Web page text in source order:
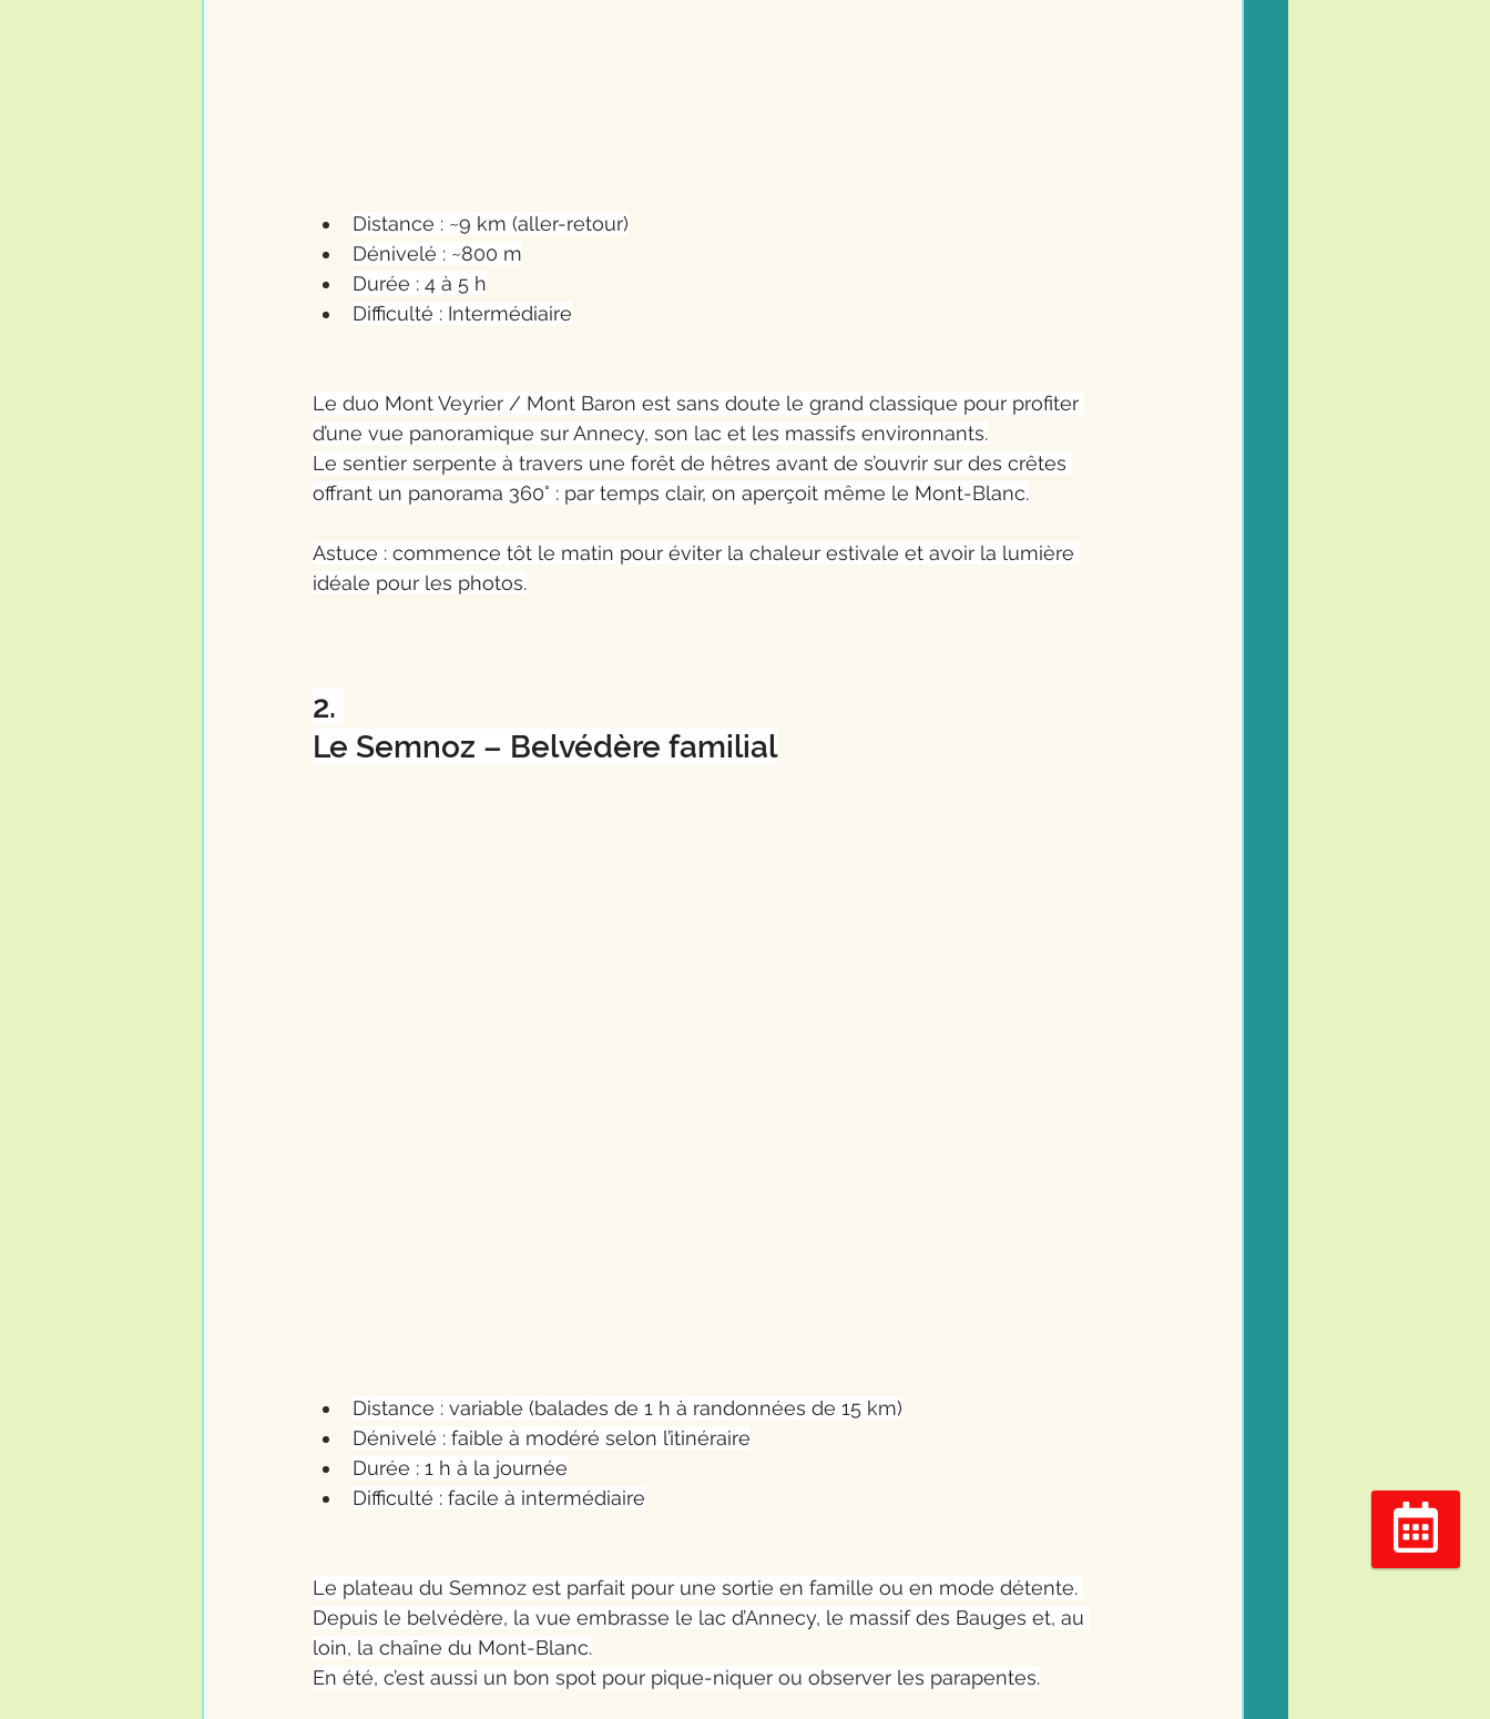
Réserver
Distance : ~9 km (aller-retour)
Dénivelé : ~800 m
Durée : 4 à 5 h
Difficulté : Intermédiaire
Le duo Mont Veyrier / Mont Baron est sans doute le grand classique pour profiter
d’une vue panoramique sur Annecy, son lac et les massifs environnants.
Le sentier serpente à travers une forêt de hêtres avant de s’ouvrir sur des crêtes
offrant un panorama 360° : par temps clair, on aperçoit même le Mont-Blanc.
Astuce : commence tôt le matin pour éviter la chaleur estivale et avoir la lumière
idéale pour les photos.
2.
Le Semnoz – Belvédère familial
Distance : variable (balades de 1 h à randonnées de 15 km)
Dénivelé : faible à modéré selon l’itinéraire
Durée : 1 h à la journée
Difficulté : facile à intermédiaire
Le plateau du Semnoz est parfait pour une sortie en famille ou en mode détente.
Depuis le belvédère, la vue embrasse le lac d’Annecy, le massif des Bauges et, au
loin, la chaîne du Mont-Blanc.
En été, c’est aussi un bon spot pour pique-niquer ou observer les parapentes.